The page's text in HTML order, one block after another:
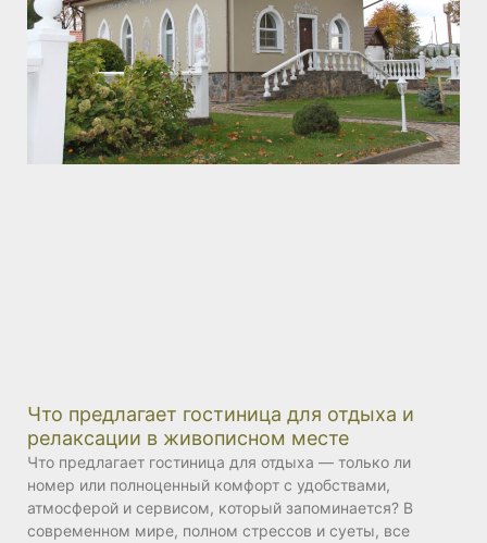
Что предлагает гостиница для отдыха и
релаксации в живописном месте
Что предлагает гостиница для отдыха — только ли
номер или полноценный комфорт с удобствами,
атмосферой и сервисом, который запоминается? В
современном мире, полном стрессов и суеты, все